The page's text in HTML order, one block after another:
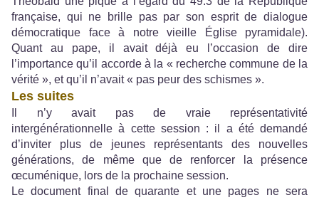
française, qui ne brille pas par son esprit de dialogue
démocratique face à notre vieille Église pyramidale).
Quant au pape, il avait déjà eu l’occasion de dire
l’importance qu’il accorde à la « recherche commune de la
vérité », et qu’il n’avait « pas peur des schismes ».
Les suites
Il n’y avait pas de vraie représentativité
intergénérationnelle à cette session : il a été demandé
d’inviter plus de jeunes représentants des nouvelles
générations, de même que de renforcer la présence
œcuménique, lors de la prochaine session.
Le document final de quarante et une pages ne sera